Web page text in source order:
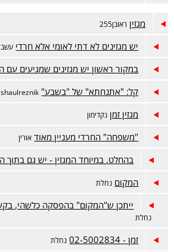
מגזין ראובן255
יש מגזינים לא דתי לאומי אלא חרדי עשב
במקור ראשון יש מגזינים שמגיעים עם
קל: "אתנחתא" של "בשבע" shaulreznik
מגזין זמן נקדימון
"משפחה" החרדי מעניין מאוד אורין
בהחלט. במיוחד המגזין - יש גם
המקום נחלת
ייתכן ש"המקום" בהפסקה כלשהי,
נחלת
זמן - 02-5002834 נחלת